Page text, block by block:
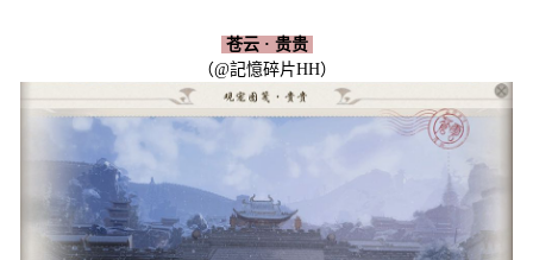
苍云 · 贵贵
（@記憶碎片HH）